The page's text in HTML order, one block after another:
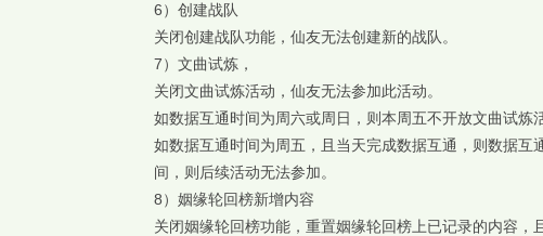
6） 创建战队
关闭创建战队功能，仙友无法创建新的战队。
7） 文曲试炼，
关闭文曲试炼活动，仙友无法参加此活动。
如数据互通时间为周六或周日，则本周五不开放文曲试炼
如数据互通时间为周五，且当天完成数据互通，则数据
间，则后续活动无法参加。
8） 姻缘轮回榜新增内容
关闭姻缘轮回榜功能，重置姻缘轮回榜上已记录的内容，